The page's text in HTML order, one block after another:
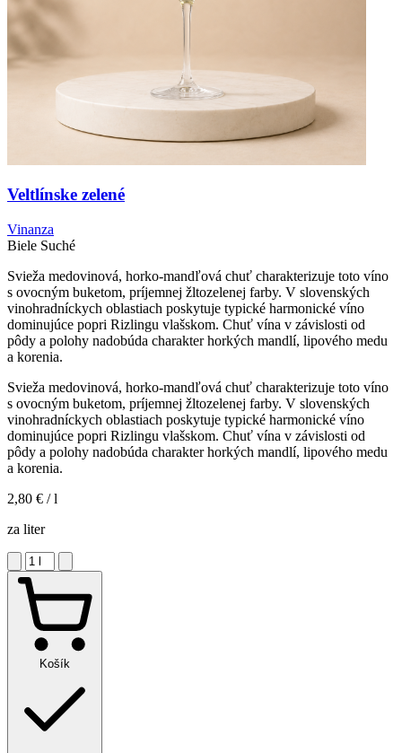
Veltlínske zelené
Vinanza
Biele Suché
Svieža medovinová, horko-mandľová chuť charakterizuje toto víno
s ovocným buketom, príjemnej žltozelenej farby. V slovenských
vinohradníckych oblastiach poskytuje typické harmonické víno
dominujúce popri Rizlingu vlašskom. Chuť vína v závislosti od
pôdy a polohy nadobúda charakter horkých mandlí, lipového medu
a korenia.
Svieža medovinová, horko-mandľová chuť charakterizuje toto víno
s ovocným buketom, príjemnej žltozelenej farby. V slovenských
vinohradníckych oblastiach poskytuje typické harmonické víno
dominujúce popri Rizlingu vlašskom. Chuť vína v závislosti od
pôdy a polohy nadobúda charakter horkých mandlí, lipového medu
a korenia.
2,80 € / l
za liter
Košík